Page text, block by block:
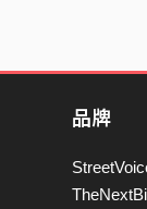
品牌